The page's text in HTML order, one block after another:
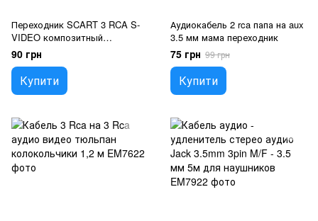
Переходник SCART 3 RCA S-
VIDEO композитный
мультимедийный
двунаправленный аудио-
видео адаптер
90 грн
Купити
Аудиокабель 2 rca папа на aux
3.5 мм мама переходник
75 грн 99 грн
Купити